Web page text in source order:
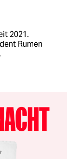
2021.
Rumen